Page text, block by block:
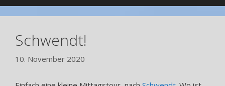
Schwendt!
10. November 2020